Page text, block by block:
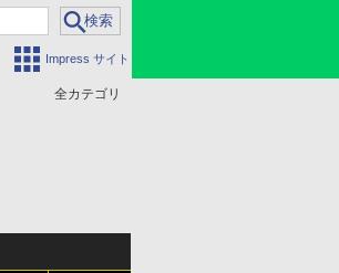
Impress サイト
全カテゴリ